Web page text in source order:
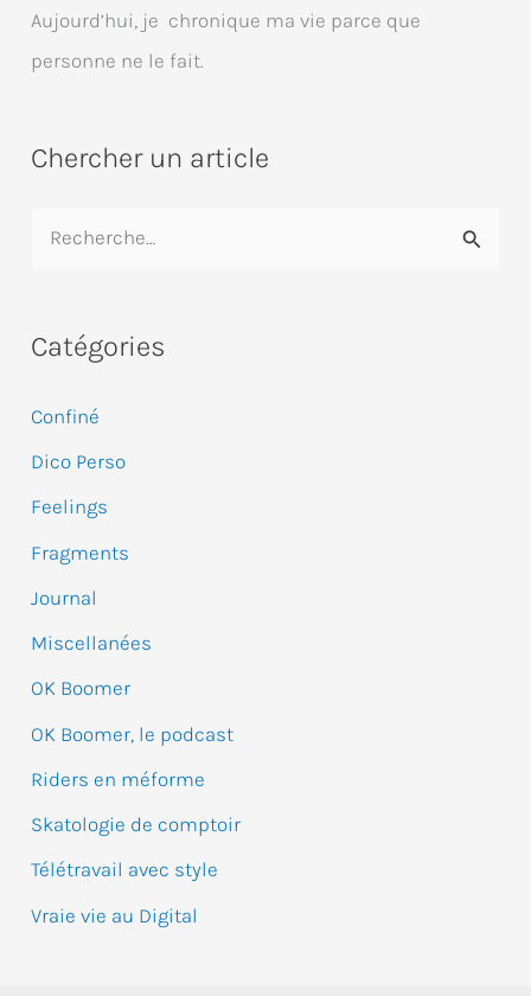
Aujourd’hui, je chronique ma vie parce que
personne ne le fait.
Chercher un article
h
r
c
h
e
r
Catégories
Confiné
Dico Perso
Feelings
Fragments
Journal
Miscellanées
OK Boomer
OK Boomer, le podcast
Riders en méforme
Skatologie de comptoir
Télétravail avec style
Vraie vie au Digital